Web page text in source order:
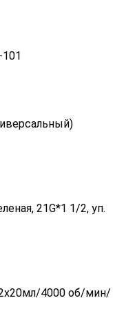
21G*1 1/2, уп.
4000 об/мин/